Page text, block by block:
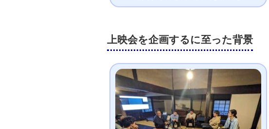
上映会を企画するに至った背景